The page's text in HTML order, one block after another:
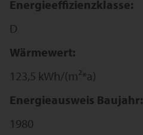
Energieeffizienzklasse:
D
Wärmewert:
123,5 kWh/(m²*a)
Energieausweis Baujahr:
1980